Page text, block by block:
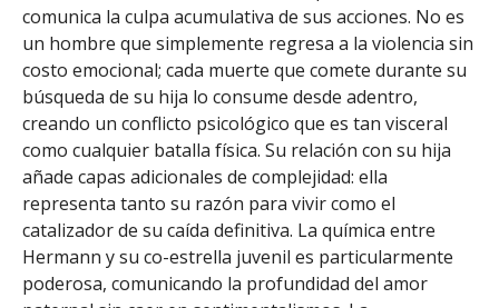
comunica la culpa acumulativa de sus acciones. No es
un hombre que simplemente regresa a la violencia sin
costo emocional; cada muerte que comete durante su
búsqueda de su hija lo consume desde adentro,
creando un conflicto psicológico que es tan visceral
como cualquier batalla física. Su relación con su hija
añade capas adicionales de complejidad: ella
representa tanto su razón para vivir como el
catalizador de su caída definitiva. La química entre
Hermann y su co-estrella juvenil es particularmente
poderosa, comunicando la profundidad del amor